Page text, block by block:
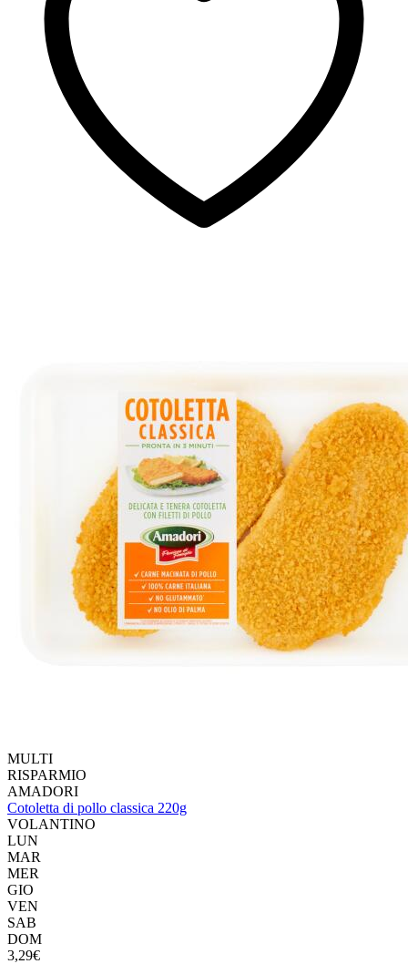
MULTI
RISPARMIO
AMADORI
Cotoletta di pollo classica 220g
VOLANTINO
LUN
MAR
MER
GIO
VEN
SAB
DOM
3,29€